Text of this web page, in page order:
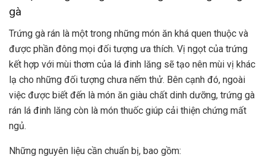
gà
Trứng gà rán là một trong những món ăn khá quen thuộc và
được phần đông mọi đối tượng ưa thích. Vị ngọt của trứng
kết hợp với mùi thơm của lá đinh lăng sẽ tạo nên mùi vị khác
lạ cho những đối tượng chưa nếm thử. Bên cạnh đó, ngoài
việc được biết đến là món ăn giàu chất dinh dưỡng, trứng gà
rán lá đinh lăng còn là món thuốc giúp cải thiện chứng mất
ngủ.
Những nguyên liệu cần chuẩn bị, bao gồm: